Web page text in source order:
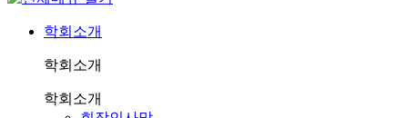
학회소개
학회소개
학회소개